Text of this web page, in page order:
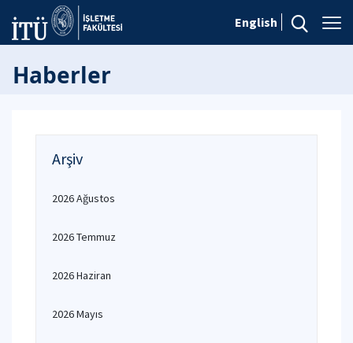
English
Haberler
Arşiv
2026 Ağustos
2026 Temmuz
2026 Haziran
2026 Mayıs